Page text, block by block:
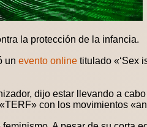
la protección de la infancia.
un evento online titulado «‘Sex
dijo estar llevando a
con los movimientos